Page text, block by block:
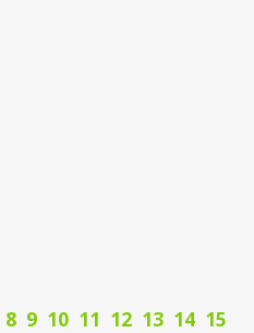
8 9 10 11 12 13 14 15